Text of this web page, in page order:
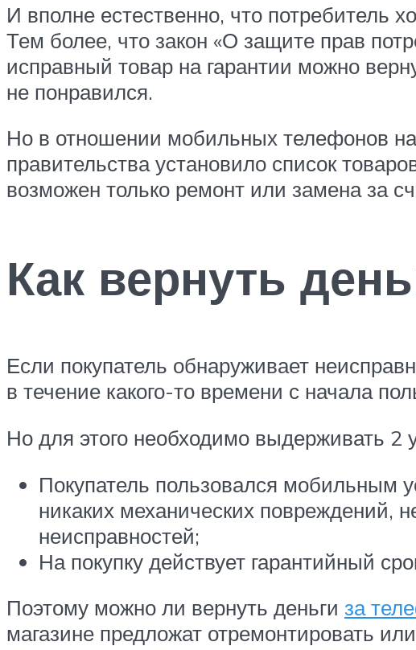
И вполне естественно, что потребитель
Тем более, что закон «О защите прав
исправный товар на гарантии можно
не понравился.
Но в отношении мобильных телефонов на
правительства установило список
возможен только ремонт или замена за
Как вернуть
Если покупатель обнаруживает
в течение какого-то времени с начала
Но для этого необходимо выдерживать 2
Покупатель пользовался мобильным
никаких механических повреждений,
неисправностей;
На покупку действует гарантийный
Поэтому можно ли вернуть деньги за
магазине предложат отремонтировать